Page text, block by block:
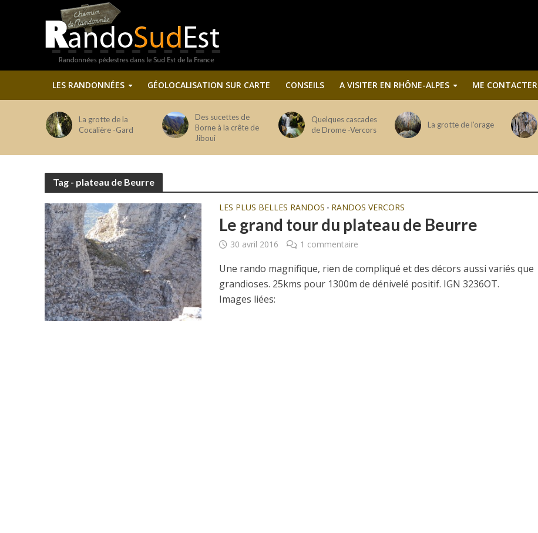
LES RANDONNÉES GÉOLOCALISATION SUR CARTE CONSEILS A VISITER EN RHÔNE-ALPES ME CONTACTER
La grotte de la
Cocalière -Gard
Des sucettes de
Borne à la crête de
Jiboui
Quelques cascades
de Drome -Vercors
La grotte de l’orage
Tag - plateau de Beurre
LES PLUS BELLES RANDOS • RANDOS VERCORS
Le grand tour du plateau de Beurre
30 avril 2016 1 commentaire
Une rando magnifique, rien de compliqué et des décors aussi variés que
grandioses. 25kms pour 1300m de dénivelé positif. IGN 3236OT.
Images liées: